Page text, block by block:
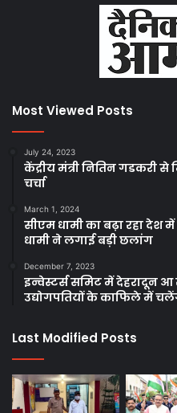
Most Viewed Posts
July 24, 2023
केंद्रीय मंत्री नितिन गडकरी से
चर्चा
March 1, 2024
सीएम धामी का बढ़ा रहा देश
धामी ने लगाई बड़ी छलांग
December 7, 2023
इन्वेस्टर्स समिट में देहरादून आ
उद्योगपतियों के काफिले में
Last Modified Posts